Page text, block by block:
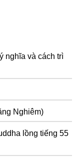
nghĩa và cách trì
Nghiêm)
lồng tiếng 55